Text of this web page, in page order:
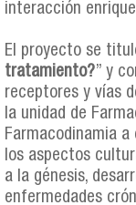
interacción
El proyecto se
tratamiento?” y
receptores y vías
la unidad de
Farmacodinamia
los aspectos
a la génesis,
enfermedades